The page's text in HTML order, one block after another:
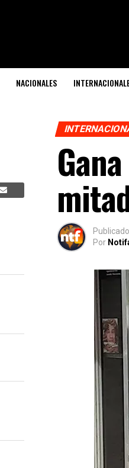
NACIONALES
Publicado
Por